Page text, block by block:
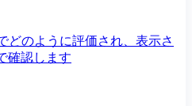
どのように評価され、表示さ
確認します